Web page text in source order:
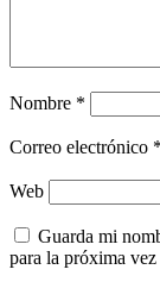
Nombre *
Correo electrónico *
Web
Guarda mi
para la próxima vez